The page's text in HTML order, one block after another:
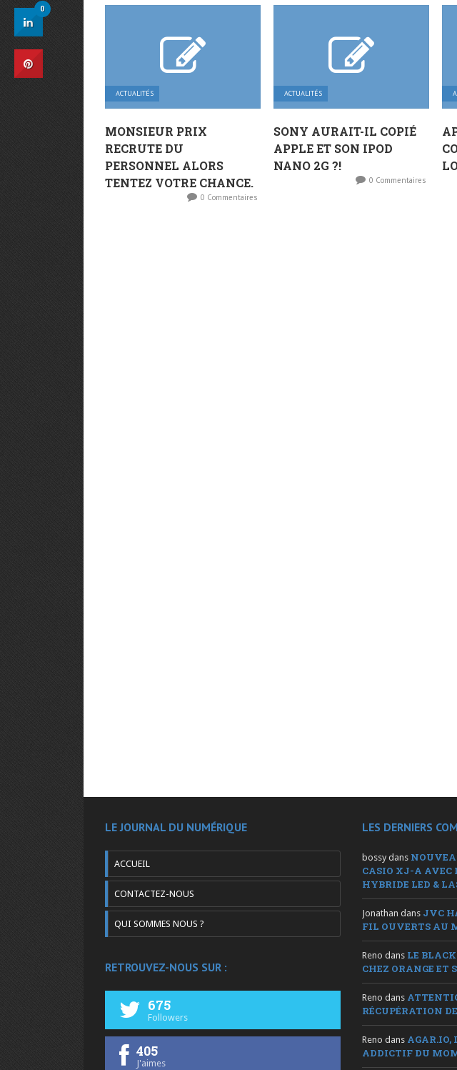
ACTUALITÉS
MONSIEUR PRIX
RECRUTE DU
PERSONNEL ALORS
TENTEZ VOTRE CHANCE.
0 Commentaires
ACTUALITÉS
SONY AURAIT-IL COPIÉ
APPLE ET SON IPOD
NANO 2G ?!
0 Commentaires
LE JOURNAL DU NUMÉRIQUE
ACCUEIL
CONTACTEZ-NOUS
QUI SOMMES NOUS ?
RETROUVEZ-NOUS SUR :
675
Followers
405
J'aimes
LES DERNIERS
bossy dans
CASIO XJ-A AVEC
HYBRIDE LED &
Jonathan dans JVC
FIL OUVERTS AU
Reno dans LE
CHEZ ORANGE ET
Reno dans
RÉCUPÉRATION
Reno dans AGAR.IO,
ADDICTIF DU
0